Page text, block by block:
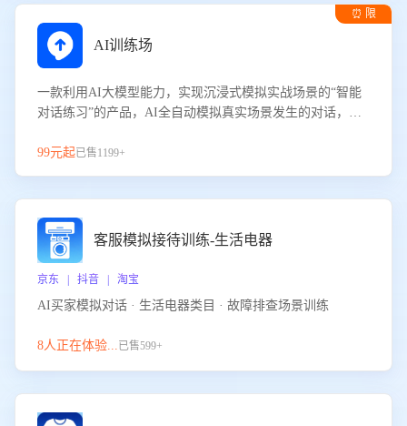
⏰ 限
AI训练场
一款利用AI大模型能力，实现沉浸式模拟实战场景的“智能
对话练习”的产品，AI全自动模拟真实场景发生的对话，企
服能力。
99元起已售1199+
客服模拟接待训练-生活电器
京东 | 抖音 | 淘宝
AI买家模拟对话 · 生活电器类目 · 故障排查场景训练
8人正在体验...已售599+